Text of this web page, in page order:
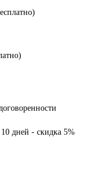
дней - скидка 5%